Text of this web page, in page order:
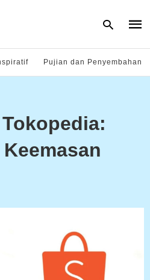
Pujian dan Penyembahan